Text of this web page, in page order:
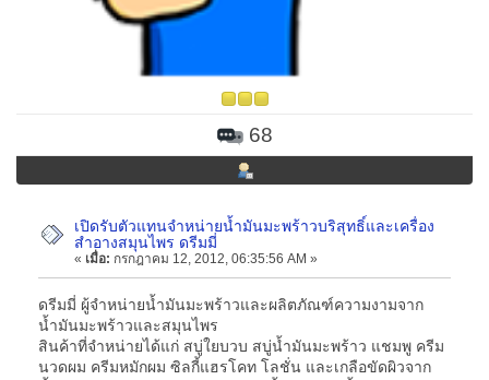
68
เปิดรับตัวแทนจำหน่ายน้ำมันมะพร้าวบริสุทธิ์และเครื่อง
สำอางสมุนไพร ดรีมมี่
« เมื่อ: กรกฎาคม 12, 2012, 06:35:56 AM »
ดรีมมี่ ผู้จำหน่ายน้ำมันมะพร้าวและผลิตภัณฑ์ความงามจาก
น้ำมันมะพร้าวและสมุนไพร
สินค้าที่จำหน่ายได้แก่ สบู่ใยบวบ สบู่น้ำมันมะพร้าว แชมพู ครีม
นวดผม ครีมหมักผม ซิลกี้แฮรโคท โลชั่น และเกลือขัดผิวจาก